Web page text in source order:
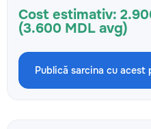
Cost estimativ:
(3.600 MDL avg)
Publică sarcina cu acest